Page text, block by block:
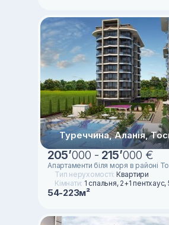
Туреччина, Аланія,
205’000 - 215’000 €
Апартаменти біля моря в районі
Тип нерухомості: Квартири
Кімнати: 1 спальня, 2+1 пентхаус,
54-223м²